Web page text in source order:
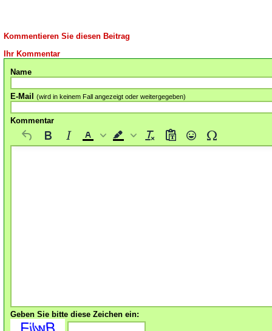
Kommentieren Sie diesen Beitrag
Ihr Kommentar
Name
E-Mail (wird in keinem Fall angezeigt oder weitergegeben)
Kommentar
Geben Sie bitte diese Zeichen ein: